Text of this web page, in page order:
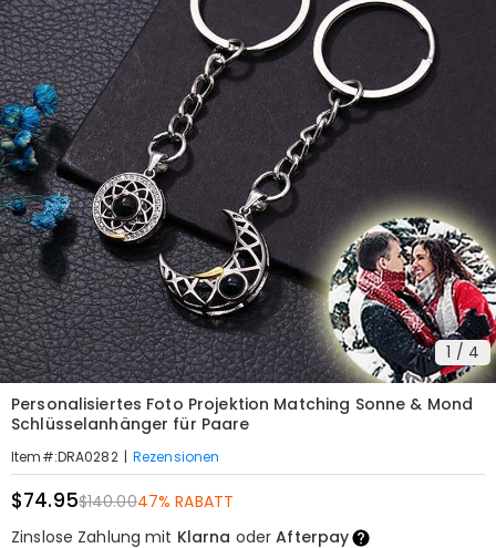
1 / 4
Personalisiertes Foto Projektion Matching Sonne & Mond
Schlüsselanhänger für Paare
Item#:DRA0282 | Rezensionen
$74.95$140.0047% RABATT
Zinslose Zahlung mit Klarna oderAfterpay